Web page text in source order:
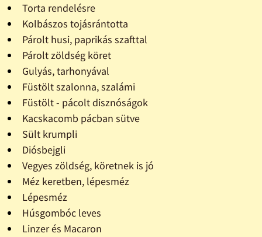
Torta rendelésre
Kolbászos tojásrántotta
Párolt husi, paprikás szafttal
Párolt zöldség köret
Gulyás, tarhonyával
Füstölt szalonna, szalámi
Füstölt - pácolt disznóságok
Kacskacomb pácban sütve
Sült krumpli
Diósbejgli
Vegyes zöldség, köretnek is jó
Méz keretben, lépesméz
Lépesméz
Húsgombóc leves
Linzer és Macaron